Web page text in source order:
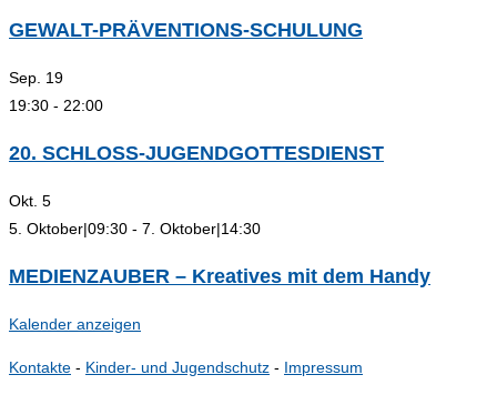
GEWALT-PRÄVENTIONS-SCHULUNG
Sep. 19
19:30 - 22:00
20. SCHLOSS-JUGENDGOTTESDIENST
Okt. 5
5. Oktober|09:30 - 7. Oktober|14:30
MEDIENZAUBER – Kreatives mit dem Handy
Kalender anzeigen
Kontakte - Kinder- und Jugendschutz - Impressum